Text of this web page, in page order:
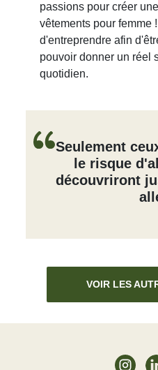
passions pour créer
vêtements pour femme
d'entreprendre afin
pouvoir donner un réel
quotidien.
Seulement
le risque
découvriront
VOIR LES